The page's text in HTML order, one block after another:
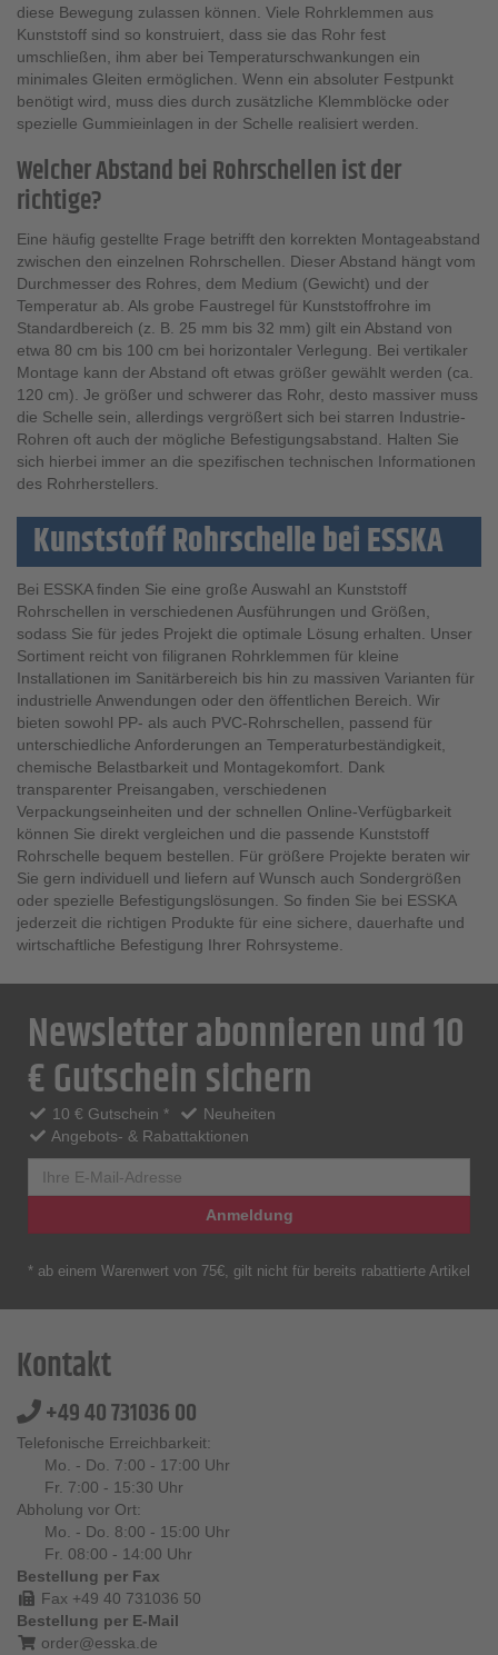
diese Bewegung zulassen können. Viele Rohrklemmen aus
Kunststoff sind so konstruiert, dass sie das Rohr fest
umschließen, ihm aber bei Temperaturschwankungen ein
minimales Gleiten ermöglichen. Wenn ein absoluter Festpunkt
benötigt wird, muss dies durch zusätzliche Klemmblöcke oder
spezielle Gummieinlagen in der Schelle realisiert werden.
Welcher Abstand bei Rohrschellen ist der
richtige?
Eine häufig gestellte Frage betrifft den korrekten Montageabstand
zwischen den einzelnen Rohrschellen. Dieser Abstand hängt vom
Durchmesser des Rohres, dem Medium (Gewicht) und der
Temperatur ab. Als grobe Faustregel für Kunststoffrohre im
Standardbereich (z. B. 25 mm bis 32 mm) gilt ein Abstand von
etwa 80 cm bis 100 cm bei horizontaler Verlegung. Bei vertikaler
Montage kann der Abstand oft etwas größer gewählt werden (ca.
120 cm). Je größer und schwerer das Rohr, desto massiver muss
die Schelle sein, allerdings vergrößert sich bei starren Industrie-
Rohren oft auch der mögliche Befestigungsabstand. Halten Sie
sich hierbei immer an die spezifischen technischen Informationen
des Rohrherstellers.
Kunststoff Rohrschelle bei ESSKA
Bei ESSKA finden Sie eine große Auswahl an Kunststoff
Rohrschellen in verschiedenen Ausführungen und Größen,
sodass Sie für jedes Projekt die optimale Lösung erhalten. Unser
Sortiment reicht von filigranen Rohrklemmen für kleine
Installationen im Sanitärbereich bis hin zu massiven Varianten für
industrielle Anwendungen oder den öffentlichen Bereich. Wir
bieten sowohl PP- als auch PVC-Rohrschellen, passend für
unterschiedliche Anforderungen an Temperaturbeständigkeit,
chemische Belastbarkeit und Montagekomfort. Dank
transparenter Preisangaben, verschiedenen
Verpackungseinheiten und der schnellen Online-Verfügbarkeit
können Sie direkt vergleichen und die passende Kunststoff
Rohrschelle bequem bestellen. Für größere Projekte beraten wir
Sie gern individuell und liefern auf Wunsch auch Sondergrößen
oder spezielle Befestigungslösungen. So finden Sie bei ESSKA
jederzeit die richtigen Produkte für eine sichere, dauerhafte und
wirtschaftliche Befestigung Ihrer Rohrsysteme.
Newsletter abonnieren und 10
€ Gutschein sichern
10 € Gutschein *
Neuheiten
Angebots- & Rabattaktionen
Anmeldung
* ab einem Warenwert von 75€, gilt nicht für bereits rabattierte Artikel
Kontakt
+49 40 731036 00
Telefonische Erreichbarkeit:
Mo. - Do. 7:00 - 17:00 Uhr
Fr. 7:00 - 15:30 Uhr
Abholung vor Ort:
Mo. - Do. 8:00 - 15:00 Uhr
Fr. 08:00 - 14:00 Uhr
Bestellung per Fax
Fax +49 40 731036 50
Bestellung per E-Mail
order@esska.de